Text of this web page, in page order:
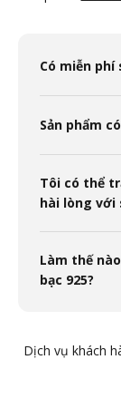
Có miễn
Sản phẩm
Tôi có thể
hài lòng với
Làm thế
bạc 925?
Dịch vụ khách